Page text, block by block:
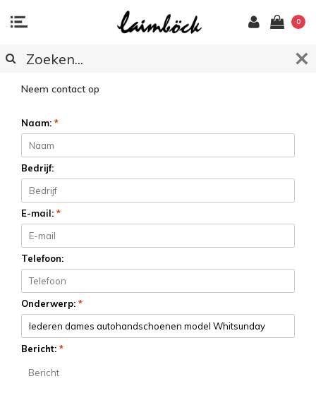
0
KLANTENSERVICE
Neem contact op
Naam: *
Bedrijf:
E-mail: *
Telefoon:
Onderwerp: *
Bericht: *